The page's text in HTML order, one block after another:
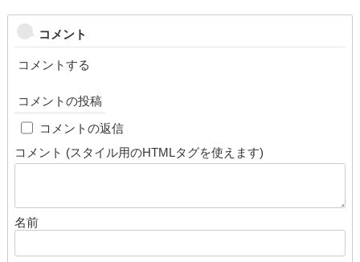
コメント
コメントする
コメントの投稿
コメントの返信
コメント (スタイル用のHTMLタグを使えます)
名前